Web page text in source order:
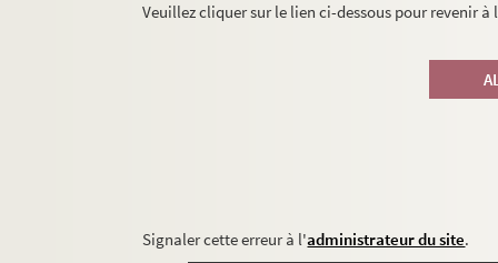
Veuillez cliquer sur le lien ci-dessous pour revenir
Signaler cette erreur à l'administrateur du site.